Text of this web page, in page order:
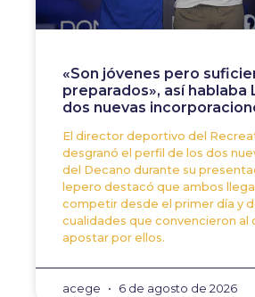
«Son jóvenes pero
preparados», así hablaba
dos nuevas
El director deportivo del
desgranó el perfil de los dos
del Decano durante su
lepero destacó que ambos
competir desde el primer día y
cualidades que convencieron al
apostar por ellos.
acege 6 de agosto de 2026